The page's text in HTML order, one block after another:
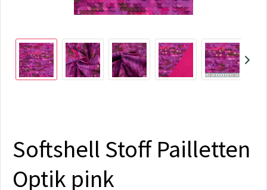
Softshell Stoff Pailletten
Optik pink